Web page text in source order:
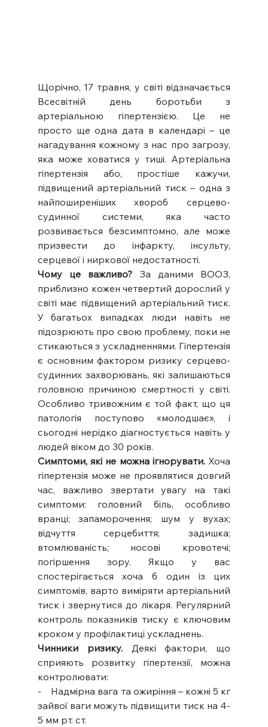
Щорічно, 17 травня, у світі відзначається
Всесвітній день боротьби з
артеріальною гіпертензією. Це не
просто ще одна дата в календарі – це
нагадування кожному з нас про загрозу,
яка може ховатися у тиші. Артеріальна
гіпертензія або, простіше кажучи,
підвищений артеріальний тиск – одна з
найпоширеніших хвороб серцево-
судинної системи, яка часто
розвивається безсимптомно, але може
призвести до інфаркту, інсульту,
серцевої і ниркової недостатності.
Чому це важливо? За даними ВООЗ,
приблизно кожен четвертий дорослий у
світі має підвищений артеріальний тиск.
У багатьох випадках люди навіть не
підозрюють про свою проблему, поки не
стикаються з ускладненнями. Гіпертензія
є основним фактором ризику серцево-
судинних захворювань, які залишаються
головною причиною смертності у світі.
Особливо тривожним є той факт, що ця
патологія поступово «молодшає», і
сьогодні нерідко діагностується навіть у
людей віком до 30 років.
Симптоми, які не можна ігнорувати. Хоча
гіпертензія може не проявлятися довгий
час, важливо звертати увагу на такі
симптоми: головний біль, особливо
вранці; запаморочення; шум у вухах;
відчуття серцебиття; задишка;
втомлюваність; носові кровотечі;
погіршення зору. Якщо у вас
спостерігається хоча б один із цих
симптомів, варто виміряти артеріальний
тиск і звернутися до лікаря. Регулярний
контроль показників тиску є ключовим
кроком у профілактиці ускладнень.
Чинники ризику. Деякі фактори, що
сприяють розвитку гіпертензії, можна
контролювати:
-    Надмірна вага та ожиріння – кожні 5 кг
зайвої ваги можуть підвищити тиск на 4-
5 мм рт. ст.